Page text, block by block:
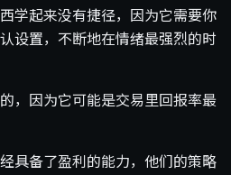
学起来没有捷径，因为它需要你
设置，不断地在情绪最强烈的时
，因为它可能是交易里回报率最
具备了盈利的能力，他们的策略